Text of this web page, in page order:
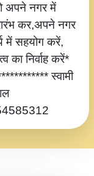
अपने नगर में
कर,अपने नगर
में सहयोग करें,
निर्वाह करें*
स्वामी